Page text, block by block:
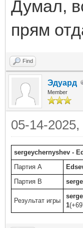
Думал,
прям
Find
Эдуард
Member
05-14-
sergeychernyshev -
Партия A
Партия B
Результат игры
1